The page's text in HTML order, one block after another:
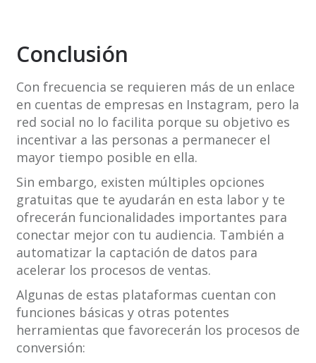
Conclusión
Con frecuencia se requieren más de un enlace
en cuentas de empresas en Instagram, pero la
red social no lo facilita porque su objetivo es
incentivar a las personas a permanecer el
mayor tiempo posible en ella.
Sin embargo, existen múltiples opciones
gratuitas que te ayudarán en esta labor y te
ofrecerán funcionalidades importantes para
conectar mejor con tu audiencia. También a
automatizar la captación de datos para
acelerar los procesos de ventas.
Algunas de estas plataformas cuentan con
funciones básicas y otras potentes
herramientas que favorecerán los procesos de
conversión: